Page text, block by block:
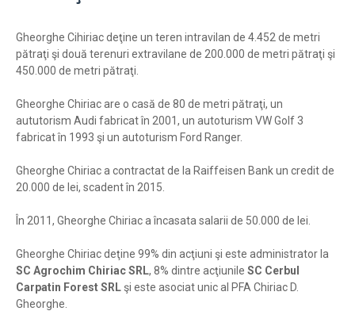
Gheorghe Cihiriac deţine un teren intravilan de 4.452 de metri
pătraţi şi două terenuri extravilane de 200.000 de metri pătraţi şi
450.000 de metri pătraţi.
Gheorghe Chiriac are o casă de 80 de metri pătraţi, un
aututorism Audi fabricat în 2001, un autoturism VW Golf 3
fabricat în 1993 şi un autoturism Ford Ranger.
Gheorghe Chiriac a contractat de la Raiffeisen Bank un credit de
20.000 de lei, scadent în 2015.
În 2011, Gheorghe Chiriac a încasata salarii de 50.000 de lei.
Gheorghe Chiriac deţine 99% din acţiuni şi este administrator la
SC Agrochim Chiriac SRL, 8% dintre acţiunile SC Cerbul
Carpatin Forest SRLşi este asociat unic al PFA Chiriac D.
Gheorghe.